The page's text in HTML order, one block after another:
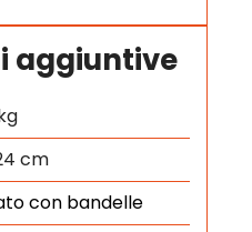
aggiuntive
cm
con bandelle